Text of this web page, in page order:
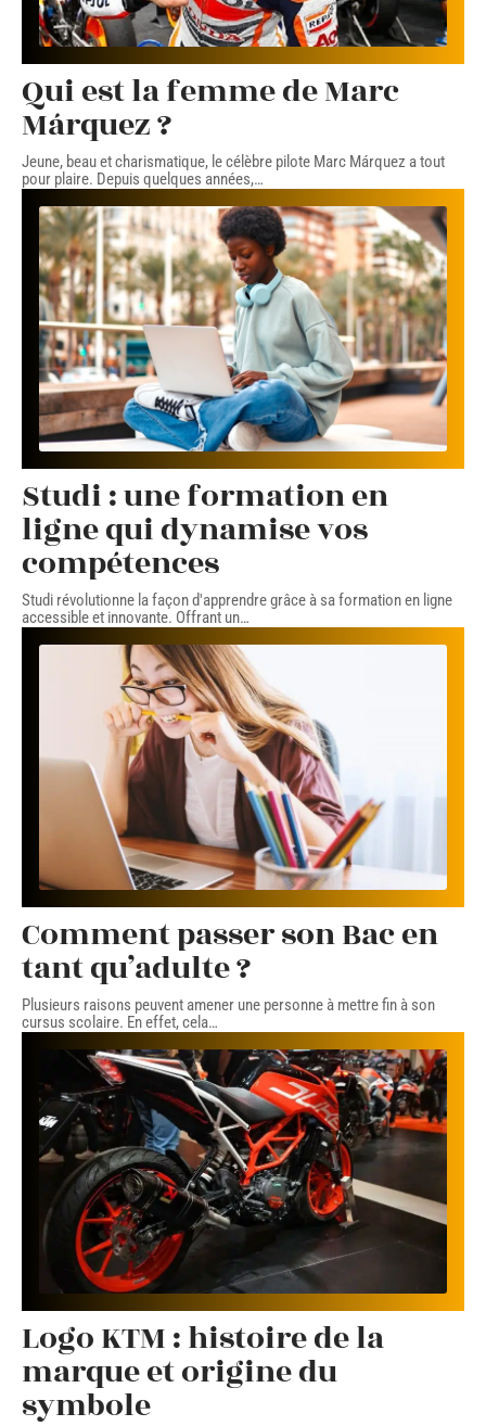
Qui est la femme de Marc
Márquez ?
Jeune, beau et charismatique, le célèbre pilote Marc Márquez a tout
pour plaire. Depuis quelques années,…
Studi : une formation en
ligne qui dynamise vos
compétences
Studi révolutionne la façon d'apprendre grâce à sa formation en ligne
accessible et innovante. Offrant un…
Comment passer son Bac en
tant qu’adulte ?
Plusieurs raisons peuvent amener une personne à mettre fin à son
cursus scolaire. En effet, cela…
Logo KTM : histoire de la
marque et origine du
symbole